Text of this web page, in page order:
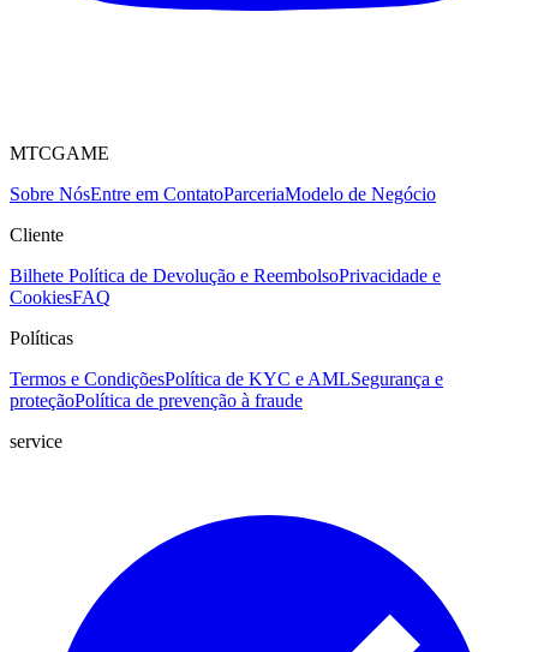
MTCGAME
Sobre NósEntre em ContatoParceriaModelo de Negócio
Cliente
Bilhete Política de Devolução e ReembolsoPrivacidade e
CookiesFAQ
Políticas
Termos e CondiçõesPolítica de KYC e AMLSegurança e
proteçãoPolítica de prevenção à fraude
service